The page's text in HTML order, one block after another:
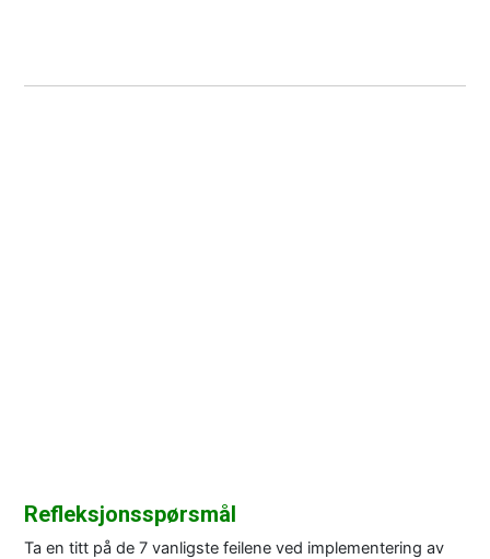
Refleksjonsspørsmål
Ta en titt på de 7 vanligste feilene ved implementering av